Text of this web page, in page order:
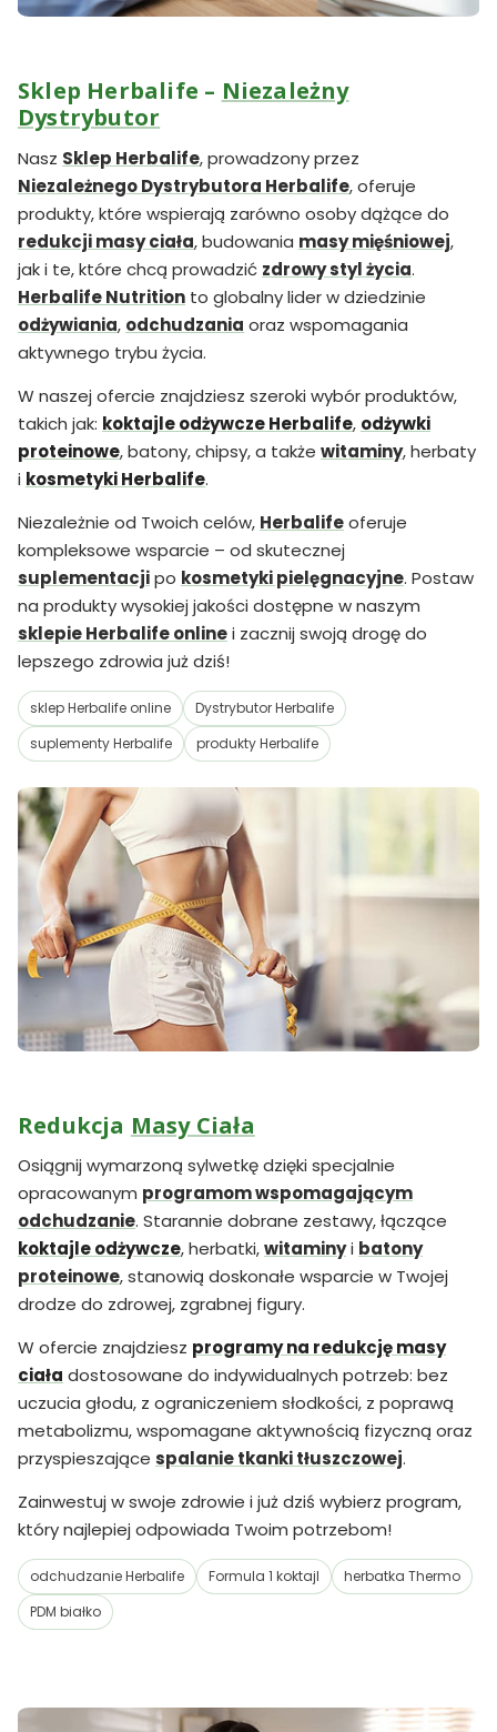
Sklep Herbalife – Niezależny
Dystrybutor
Nasz Sklep Herbalife, prowadzony przez
Niezależnego Dystrybutora Herbalife, oferuje
produkty, które wspierają zarówno osoby dążące do
redukcji masy ciała, budowania masy mięśniowej,
jak i te, które chcą prowadzić zdrowy styl życia.
Herbalife Nutrition to globalny lider w dziedzinie
odżywiania, odchudzania oraz wspomagania
aktywnego trybu życia.
W naszej ofercie znajdziesz szeroki wybór produktów,
takich jak: koktajle odżywcze Herbalife, odżywki
proteinowe, batony, chipsy, a także witaminy, herbaty
i kosmetyki Herbalife.
Niezależnie od Twoich celów, Herbalifeoferuje
kompleksowe wsparcie – od skutecznej
suplementacjipo kosmetyki pielęgnacyjne. Postaw
na produkty wysokiej jakości dostępne w naszym
sklepie Herbalife onlinei zacznij swoją drogę do
lepszego zdrowia już dziś!
sklep Herbalife online
Dystrybutor Herbalife
suplementy Herbalife
produkty Herbalife
Redukcja Masy Ciała
Osiągnij wymarzoną sylwetkę dzięki specjalnie
opracowanym programom wspomagającym
odchudzanie. Starannie dobrane zestawy, łączące
koktajle odżywcze, herbatki,witaminyi batony
proteinowe, stanowią doskonałe wsparcie w Twojej
drodze do zdrowej, zgrabnej figury.
W ofercie znajdziesz programy na redukcję masy
ciała dostosowane do indywidualnych potrzeb: bez
uczucia głodu, z ograniczeniem słodkości, z poprawą
metabolizmu, wspomagane aktywnością fizyczną oraz
przyspieszające spalanie tkanki tłuszczowej.
Zainwestuj w swoje zdrowie i już dziś wybierz program,
który najlepiej odpowiada Twoim potrzebom!
odchudzanie Herbalife Formula 1 koktajl
herbatka Thermo
PDM białko